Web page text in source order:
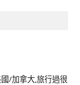
/加拿大,旅行過很